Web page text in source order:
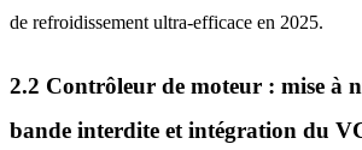
de refroidissement ultra-efficace en 2025.
2.2 Contrôleur de moteur : mise à
bande interdite et intégration du